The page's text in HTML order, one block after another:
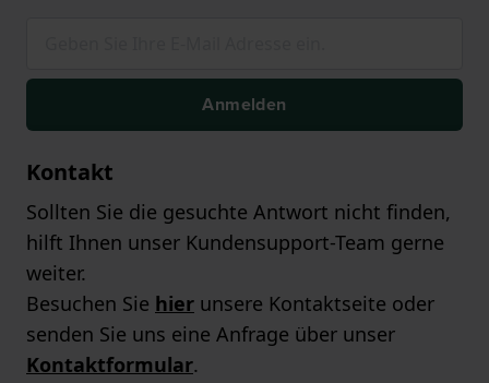
Anmelden
Kontakt
Sollten Sie die gesuchte Antwort nicht finden,
hilft Ihnen unser Kundensupport-Team gerne
weiter.
Besuchen Sie hier unsere Kontaktseite oder
senden Sie uns eine Anfrage über unser
Kontaktformular.